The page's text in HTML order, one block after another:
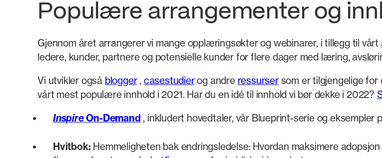
Populære arrangementer og
Gjennom året arrangerer vi mange opplæringsøkter og webinarer, i tillegg til vårt
ledere, kunder, partnere og potensielle kunder for flere dager med læring,
Vi utvikler også blogger, casestudierog andre ressursersom er tilgjengelige for
vårt mest populære innhold i 2021. Har du en idé til innhold vi bør dekke i 2022?
InspireOn-Demand , inkludert hovedtaler, vår Blueprint-serie og eksempler
Hvitbok: Hemmeligheten bak endringsledelse: Hvordan maksimere